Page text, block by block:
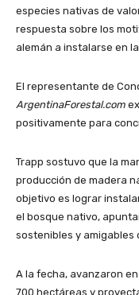
especies nativas de
respuesta sobre los
alemán a instalarse en
El representante de
ArgentinaForestal.com
positivamente para
Trapp sostuvo que la
producción de madera
objetivo es lograr
el bosque nativo,
sostenibles y amigables
A la fecha, avanzaron
700 hectáreas y